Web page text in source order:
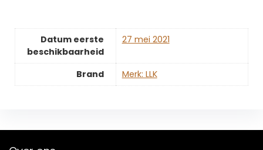
Datum eerste
beschikbaarheid
27 mei 2021
Brand Merk: LLK